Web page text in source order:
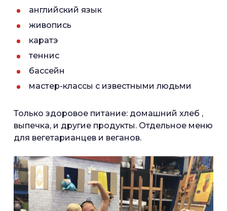
английский язык
живопись
каратэ
теннис
бассейн
мастер-классы с известными людьми
Только здоровое питание: домашний хлеб ,
выпечка, и другие продукты. Отдельное меню
для вегетарианцев и веганов.